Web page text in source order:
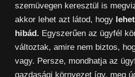
szemüvegen keresztül is
akkor lehet azt látod, hogy
hibád. Egyszerűen az ügyfél
változtak, amire nem biztos,
vagy. Persze, mondhatja az
gazdasági környezet így, meg